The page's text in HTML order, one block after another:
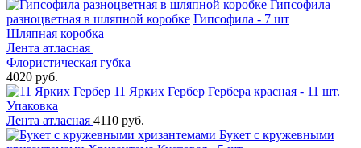
Гипсофила
разноцветная в шляпной коробке Гипсофила - 7 шт
Шляпная коробка
Лента атласная
Флористическая губка
4020 руб.
11 Ярких Гербер Гербера красная - 11 шт.
Упаковка
Лента атласная 4110 руб.
Букет с кружевными